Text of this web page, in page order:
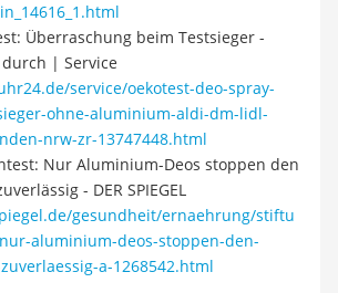
Überraschung beim Testsieger -
| Service
service/oekotest-deo-spray-
ohne-aluminium-aldi-dm-lidl-
nrw-zr-13747448.html
Nur Aluminium-Deos stoppen den
- DER SPIEGEL
gesundheit/ernaehrung/stiftu
aluminium-deos-stoppen-den-
a-1268542.html